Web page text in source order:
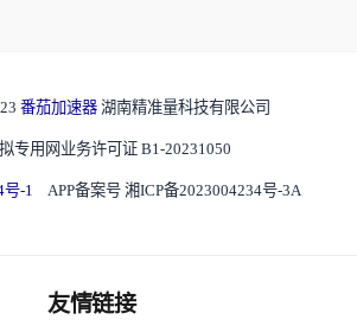
番茄加速器 湖南精准量科技有限公司
专用网业务许可证 B1-20231050
号-1 APP备案号 湘ICP备2023004234号-3A
友情链接